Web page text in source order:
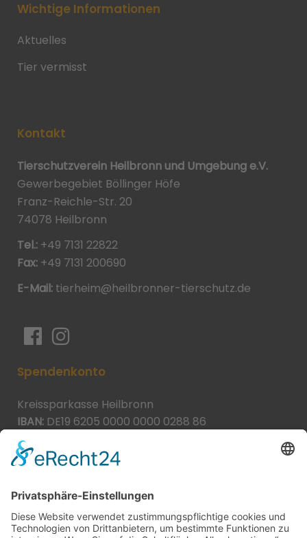
Wichtige Informationen
Aktuelles
Tier vermisst
Kontakt
Tierschutzverein Heilbronn und Umgebung e.V.
Gewerbegebiet Böllinger Höfe
Franz-Reichle-Str. 20
74078 Heilbronn
Tel.: +49 7131 22822
Fax: +49 7131 200690
E-Mail: tierheim@heilbronner-tierschutz.de
Spendenkonto
Kreissparkasse Heilbronn
IBAN: DE19 6205 0000 0000 0288 86
BIC:
Spende direkt via PayPal
JETZT SPENDEN